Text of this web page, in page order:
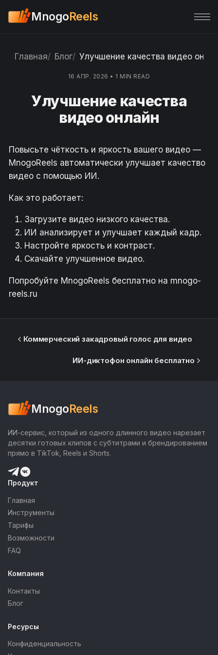
MnogoReels
Главная Блог Улучшение качества видео
16 АПР. 2026 • 1 MIN READ
Улучшение качества
видео онлайн
Повысьте чёткость и яркость вашего видео —
MnogoReels автоматически улучшает качество
видео с помощью ИИ.
Как это работает:
Загрузите видео низкого качества.
ИИ анализирует и улучшает каждый кадр.
Настройте яркость и контраст.
Скачайте улучшенное видео.
Попробуйте MnogoReels бесплатно на mnogo-
reels.ru
Коммерческий закадровый голос для видео
ИИ-диктофон онлайн бесплатно
MnogoReels
ИИ-сервис, который из одного длинного видео нарезает
десятки готовых клипов с субтитрами и брендированием
прямо в TikTok, Reels и Shorts.
Продукт
Главная
Инструменты
Тарифы
Возможности
FAQ
Компания
Контакты
Блог
Ресурсы
Конфиденциальность